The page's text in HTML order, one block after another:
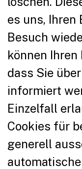
es uns, Ihren
Besuch
können
dass Sie
informiert
Einzelfall
Cookies für
generell